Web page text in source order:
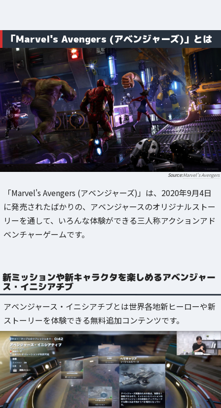
「Marvel's Avengers (アベンジャーズ)」とは
Marvel's Avengers
「Marvel's Avengers (アベンジャーズ)」は、2020年9月4日
に発売されたばかりの、アベンジャースのオリジナルストー
リーを通して、いろんな体験ができる三人称アクションアド
ベンチャーゲームです。
新ミッションや新キャラクタを楽しめるアベンジャー
ス・イニシアチブ
アベンジャース・イニシアチブとは世界各地新ヒーローや新
ストーリーを体験できる無料追加コンテンツです。